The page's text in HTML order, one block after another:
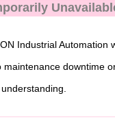
Industrial Automation
downtime